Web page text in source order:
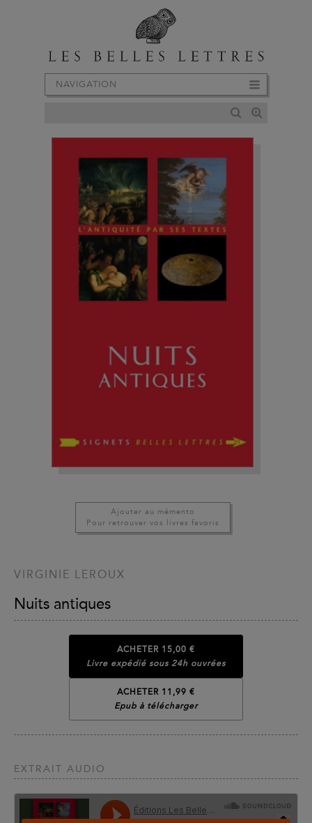
NAVIGATION
Ajouter au mémento
Pour retrouver vos livres favoris
VIRGINIE LEROUX
Nuits antiques
ACHETER 15,00 €
Livre expédié sous 24h ouvrées
ACHETER 11,99 €
Epub à télécharger
EXTRAIT AUDIO